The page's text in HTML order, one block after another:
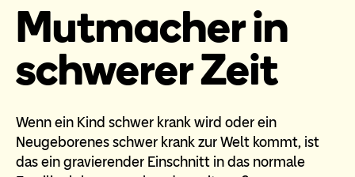
Mutmacher in
schwerer Zeit
Wenn ein Kind schwer krank wird oder ein
Neugeborenes schwer krank zur Welt kommt, ist
das ein gravierender Einschnitt in das normale